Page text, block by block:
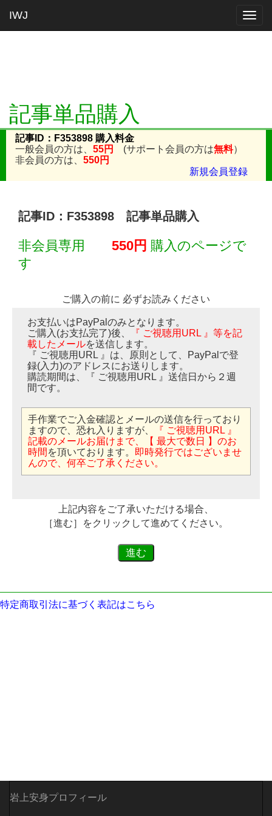
IWJ
記事単品購入
記事ID：F353898 購入料金
一般会員の方は、 55円 (サポート会員の方は無料）
非会員の方は、 550円
新規会員登録
記事ID：F353898 記事単品購入
非会員専用 550円 購入のページで
す
ご購入の前に 必ずお読みください
お支払いはPayPalのみとなります。
ご購入(お支払完了)後、
『 ご視聴用URL 』等を記
載したメールを送信します。
『 ご視聴用URL 』は、原則として、PayPalで登
録(入力)のアドレスにお送りします。
購読期間は、『 ご視聴用URL 』送信日から２週
間です。
手作業でご入金確認とメールの送信を行っており
ますので、恐れ入りますが、
『 ご視聴用URL 』
記載のメールお届けまで、【 最大で数日 】のお
時間 を頂いております。
即時発行ではございませ
んので、何卒ご了承ください。
上記内容をご了承いただける場合、
［進む］をクリックして進めてください。
特定商取引法に基づく表記はこちら
岩上安身プロフィール